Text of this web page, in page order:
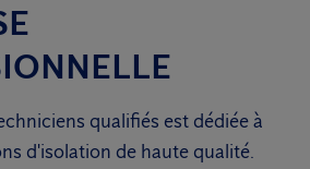
qualifiés est dédiée à
d'isolation de haute qualité.